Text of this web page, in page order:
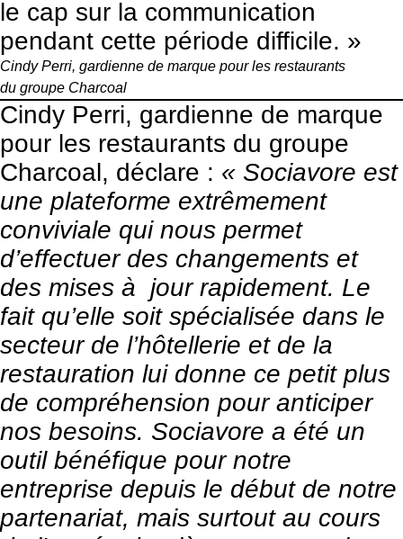
le cap sur la communication
pendant cette période difficile. »
Cindy Perri, gardienne de marque pour les restaurants
du groupe Charcoal
Cindy Perri, gardienne de marque
pour les restaurants du groupe
Charcoal, déclare : « Sociavore est
une plateforme extrêmement
conviviale qui nous permet
d’effectuer des changements et
des mises à jour rapidement. Le
fait qu’elle soit spécialisée dans le
secteur de l’hôtellerie et de la
restauration lui donne ce petit plus
de compréhension pour anticiper
nos besoins. Sociavore a été un
outil bénéfique pour notre
entreprise depuis le début de notre
partenariat, mais surtout au cours